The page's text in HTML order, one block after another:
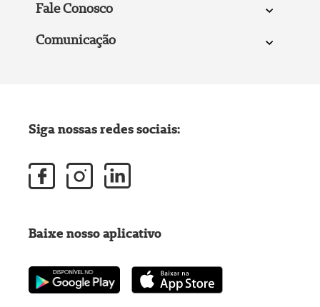
Fale Conosco
Comunicação
Siga nossas redes sociais:
Baixe nosso aplicativo